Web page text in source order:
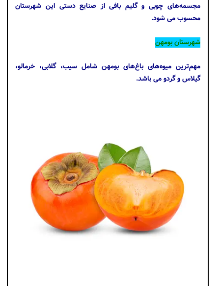
مجسمه‌های چوبی و گلیم بافی از صنایع دستی این شهرستان
محسوب می شود.
شهرستان بومهن
مهم‌ترین میوه‌های باغ‌های بومهن شامل سیب، گلابی، خرمالو،
گیلاس و گردو می باشد.